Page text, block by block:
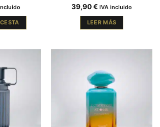
39,90€ IVA incluido
LEER MÁS